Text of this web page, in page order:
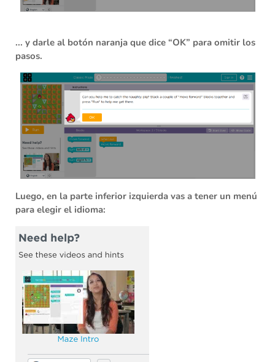
... y darle al botón naranja que dice “OK” para omitir los
pasos.
Luego, en la parte inferior izquierda vas a tener un menú
para elegir el idioma: